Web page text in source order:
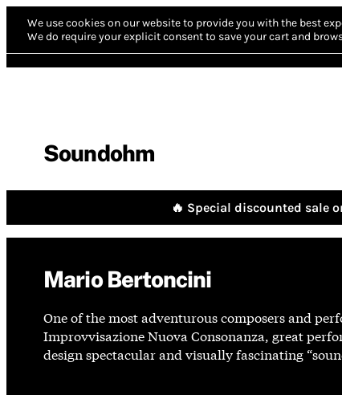
We use cookies on our website to provide you with the best
We do require your explicit consent to save your cart and
Soundohm
🔥 Special discounted sale
Mario Bertoncini
One of the most adventurous composers and
Improvvisazione Nuova Consonanza, great
design spectacular and visually fascinating